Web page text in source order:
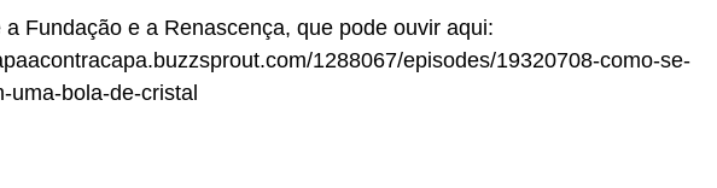
Fundação e a Renascença, que pode ouvir aqui:
1288067/episodes/19320708-como-se-
uma-bola-de-cristal